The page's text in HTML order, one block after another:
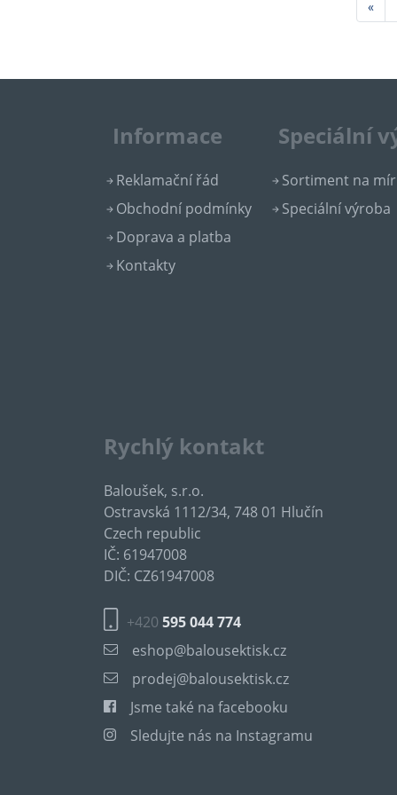
«
Informace
Reklamační řád
Obchodní podmínky
Doprava a platba
Kontakty
Speciální
Sortiment na
Speciální výroba
Rychlý kontakt
Baloušek, s.r.o.
Ostravská 1112/34, 748 01 Hlučín
Czech republic
IČ: 61947008
DIČ: CZ61947008
+420 595 044 774
eshop@balousektisk.cz
prodej@balousektisk.cz
Jsme také na facebooku
Sledujte nás na Instagramu